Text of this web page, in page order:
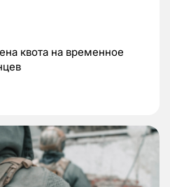
квота на временное